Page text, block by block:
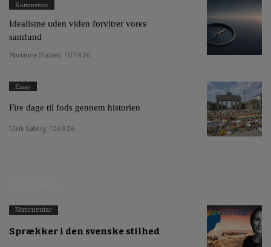
Kommentar
Idealisme uden viden forvitrer vores
samfund
Marianne Stidsen / 07.8.26
Essay
Fire dage til fods gennem historien
Ulrik Søberg / 06.8.26
Kommentar
Sprækker i den svenske stilhed